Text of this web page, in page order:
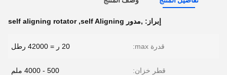
إبراز: ,مدور self Aligning ,
self aligning rotator
قدرة max: 20 ر = 42000 رطل
قطر خزان: 500 - 4000 ملم